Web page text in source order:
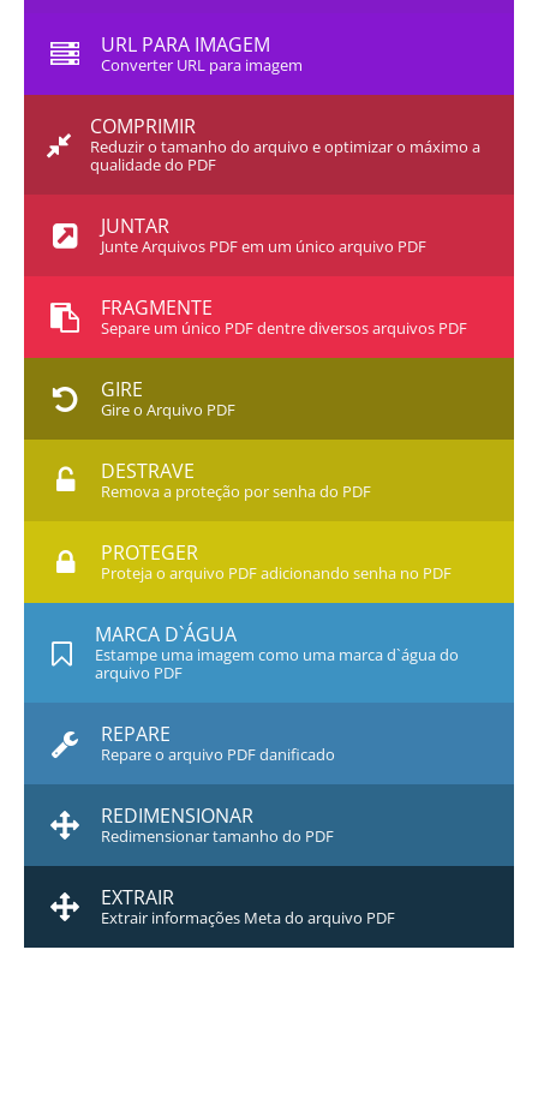
URL PARA IMAGEM
Converter URL para imagem
COMPRIMIR
Reduzir o tamanho do arquivo e optimizar o máximo a
qualidade do PDF
JUNTAR
Junte Arquivos PDF em um único arquivo PDF
FRAGMENTE
Separe um único PDF dentre diversos arquivos PDF
GIRE
Gire o Arquivo PDF
DESTRAVE
Remova a proteção por senha do PDF
PROTEGER
Proteja o arquivo PDF adicionando senha no PDF
MARCA D`ÁGUA
Estampe uma imagem como uma marca d`água do
arquivo PDF
REPARE
Repare o arquivo PDF danificado
REDIMENSIONAR
Redimensionar tamanho do PDF
EXTRAIR
Extrair informações Meta do arquivo PDF